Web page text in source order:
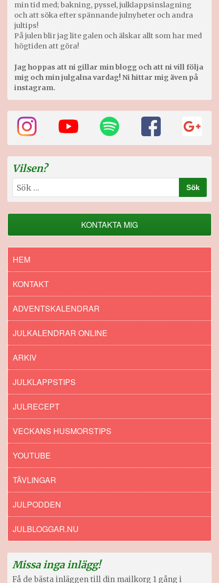
min tid med; bakning, pyssel, julklappsinslagning
och att söka efter spännande julnyheter och andra
jultips!
På julen blir jag lite galen och älskar allt som har med
högtiden att göra!
Jag hoppas att ni gillar min blogg och att ni vill följa
mig och min julgalna vardag! Ni hittar mig även på
instagram.
Vilsen?
Sök
efter:
KONTAKTA MIG
HEM
KONTAKT
ADVENTSKALENDRAR
JULKALENDRAR ONLINE
ARKIV
JULKLAPPSTIPS
JULRECEPT
VECKANS HUSMORSTIPS
YOUTUBE
TÄVLINGAR
JULPODDEN
JULBLOGGAR.NU
Missa inga inlägg!
Få de bästa inläggen till din mailkorg 1 gång i